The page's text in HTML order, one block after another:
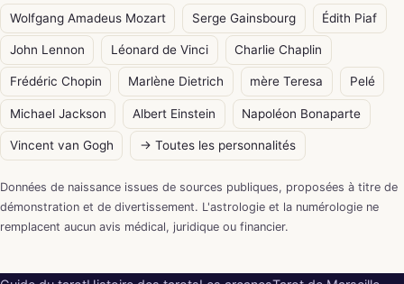
Wolfgang Amadeus Mozart Serge Gainsbourg Édith Piaf
John Lennon Léonard de Vinci Charlie Chaplin
Frédéric Chopin Marlène Dietrich mère Teresa Pelé
Michael Jackson Albert Einstein Napoléon Bonaparte
Vincent van Gogh → Toutes les personnalités
Données de naissance issues de sources publiques, proposées à titre de
démonstration et de divertissement. L'astrologie et la numérologie ne
remplacent aucun avis médical, juridique ou financier.